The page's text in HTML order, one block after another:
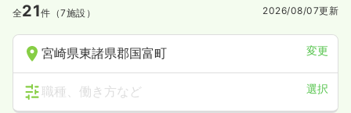
全21件（7施設） 2026/08/07更新
宮崎県東諸県郡国富町 変更
職種、働き方など 選択